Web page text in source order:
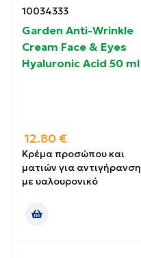
10034333
Garden Anti-Wrinkle
Cream Face & Eyes
Hyaluronic Acid 50 ml
12.80 €
Κρέμα προσώπου και
ματιών για αντιγήρανση
με υαλουρονικό